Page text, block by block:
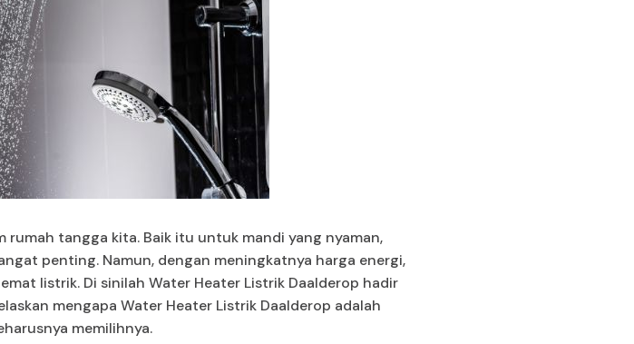
tangga kita. Baik itu untuk mandi yang nyaman,
penting. Namun, dengan meningkatnya harga energi,
listrik. Di sinilah Water Heater Listrik Daalderop hadir
mengapa Water Heater Listrik Daalderop adalah
memilihnya.